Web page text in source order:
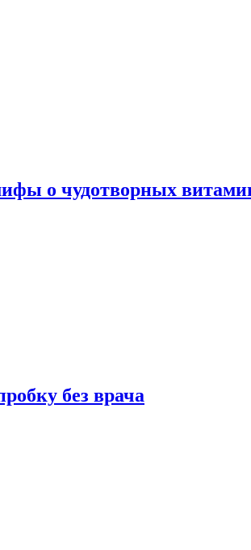
о чудотворных
без врача